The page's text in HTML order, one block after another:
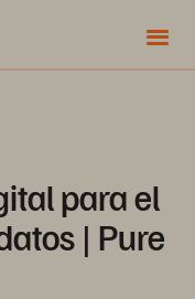
para el
| Pure